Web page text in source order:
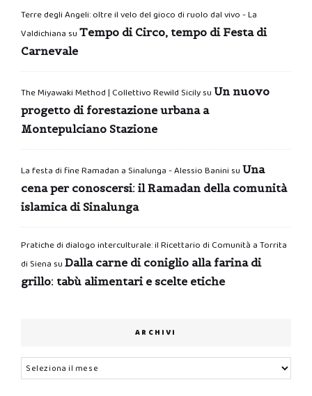
Terre degli Angeli: oltre il velo del gioco di ruolo dal vivo - La
Valdichiana su Tempo di Circo, tempo di Festa di
Carnevale
The Miyawaki Method | Collettivo Rewild Sicilysu Un nuovo
progetto di forestazione urbana a
Montepulciano Stazione
La festa di fine Ramadan a Sinalunga - Alessio Banini su Una
cena per conoscersi: il Ramadan della comunità
islamica di Sinalunga
Pratiche di dialogo interculturale: il Ricettario di Comunità a Torrita
di Siena su Dalla carne di coniglio alla farina di
grillo: tabù alimentari e scelte etiche
ARCHIVI
Archivi